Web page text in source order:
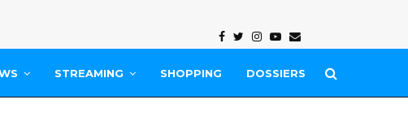
Facebook
Twitter
Instagram
Youtube
Email
STREAMING SHOPPING DOSSIERS